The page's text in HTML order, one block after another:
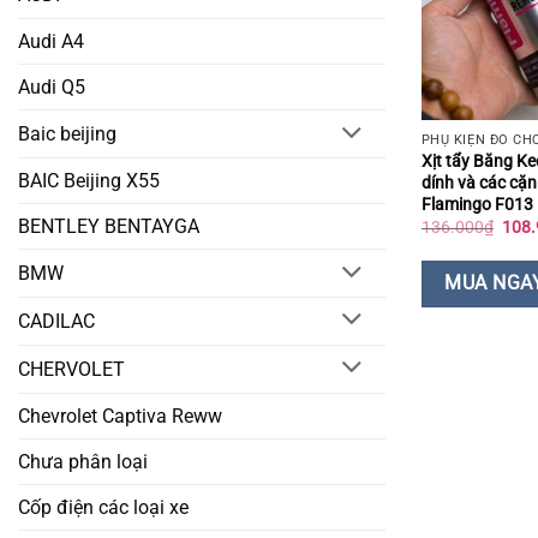
Audi A4
Audi Q5
Baic beijing
BAIC Beijing X55
BENTLEY BENTAYGA
BMW
CADILAC
CHERVOLET
Chevrolet Captiva Reww
Chưa phân loại
Cốp điện các loại xe
Xịt tẩy Băng
dính và các
Flamingo F013
136.000₫ Giá
là:
MUA